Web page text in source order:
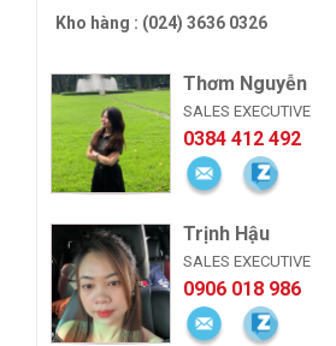
Kho hàng : (024) 3636 0326
Thơm Nguyễn
SALES EXECUTIVE
0384 412 492
Trịnh Hậu
SALES EXECUTIVE
0906 018 986